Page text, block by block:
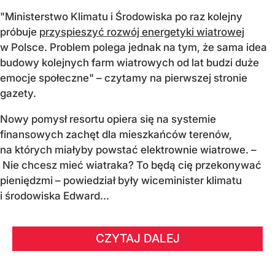
"Ministerstwo Klimatu i Środowiska po raz kolejny
próbuje przyspieszyć rozwój energetyki wiatrowej
w Polsce. Problem polega jednak na tym, że sama idea
budowy kolejnych farm wiatrowych od lat budzi duże
emocje społeczne" – czytamy na pierwszej stronie
gazety.
Nowy pomysł resortu opiera się na systemie
finansowych zachęt dla mieszkańców terenów,
na których miałyby powstać elektrownie wiatrowe. –
Nie chcesz mieć wiatraka? To będą cię przekonywać
pieniędzmi – powiedział były wiceminister klimatu
i środowiska Edward...
CZYTAJ DALEJ